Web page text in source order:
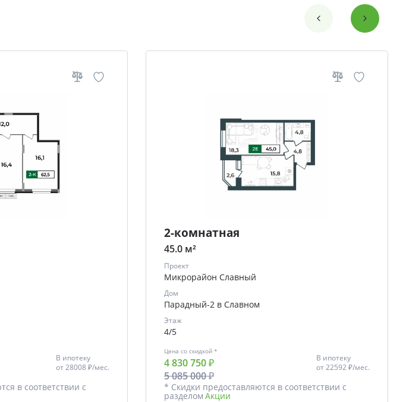
В ипотеку
от28008 ₽/мес.
в соответствии с
2-комнатная
45.0 м²
Проект
Микрорайон Славный
Дом
Парадный-2 в Славном
Этаж
4/5
Цена со скидкой *
4 830 750 ₽
5 085 000 ₽
В ипотеку
от22592 ₽/мес.
* Скидки предоставляются в соответствии с
разделом Акции